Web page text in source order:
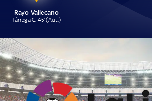
Rayo Vallecano
Tárrega C. 45' (Aut.)